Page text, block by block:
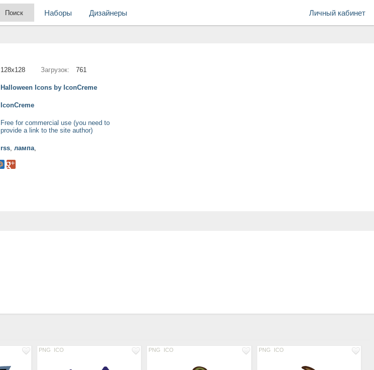
Личный кабинет
Наборы Дизайнеры
128x128 Загрузок: 761
Halloween Icons by IconCreme
IconCreme
Free for commercial use (you need to
provide a link to the site author)
rss, лампа,
PNG ICO PNG ICO PNG ICO